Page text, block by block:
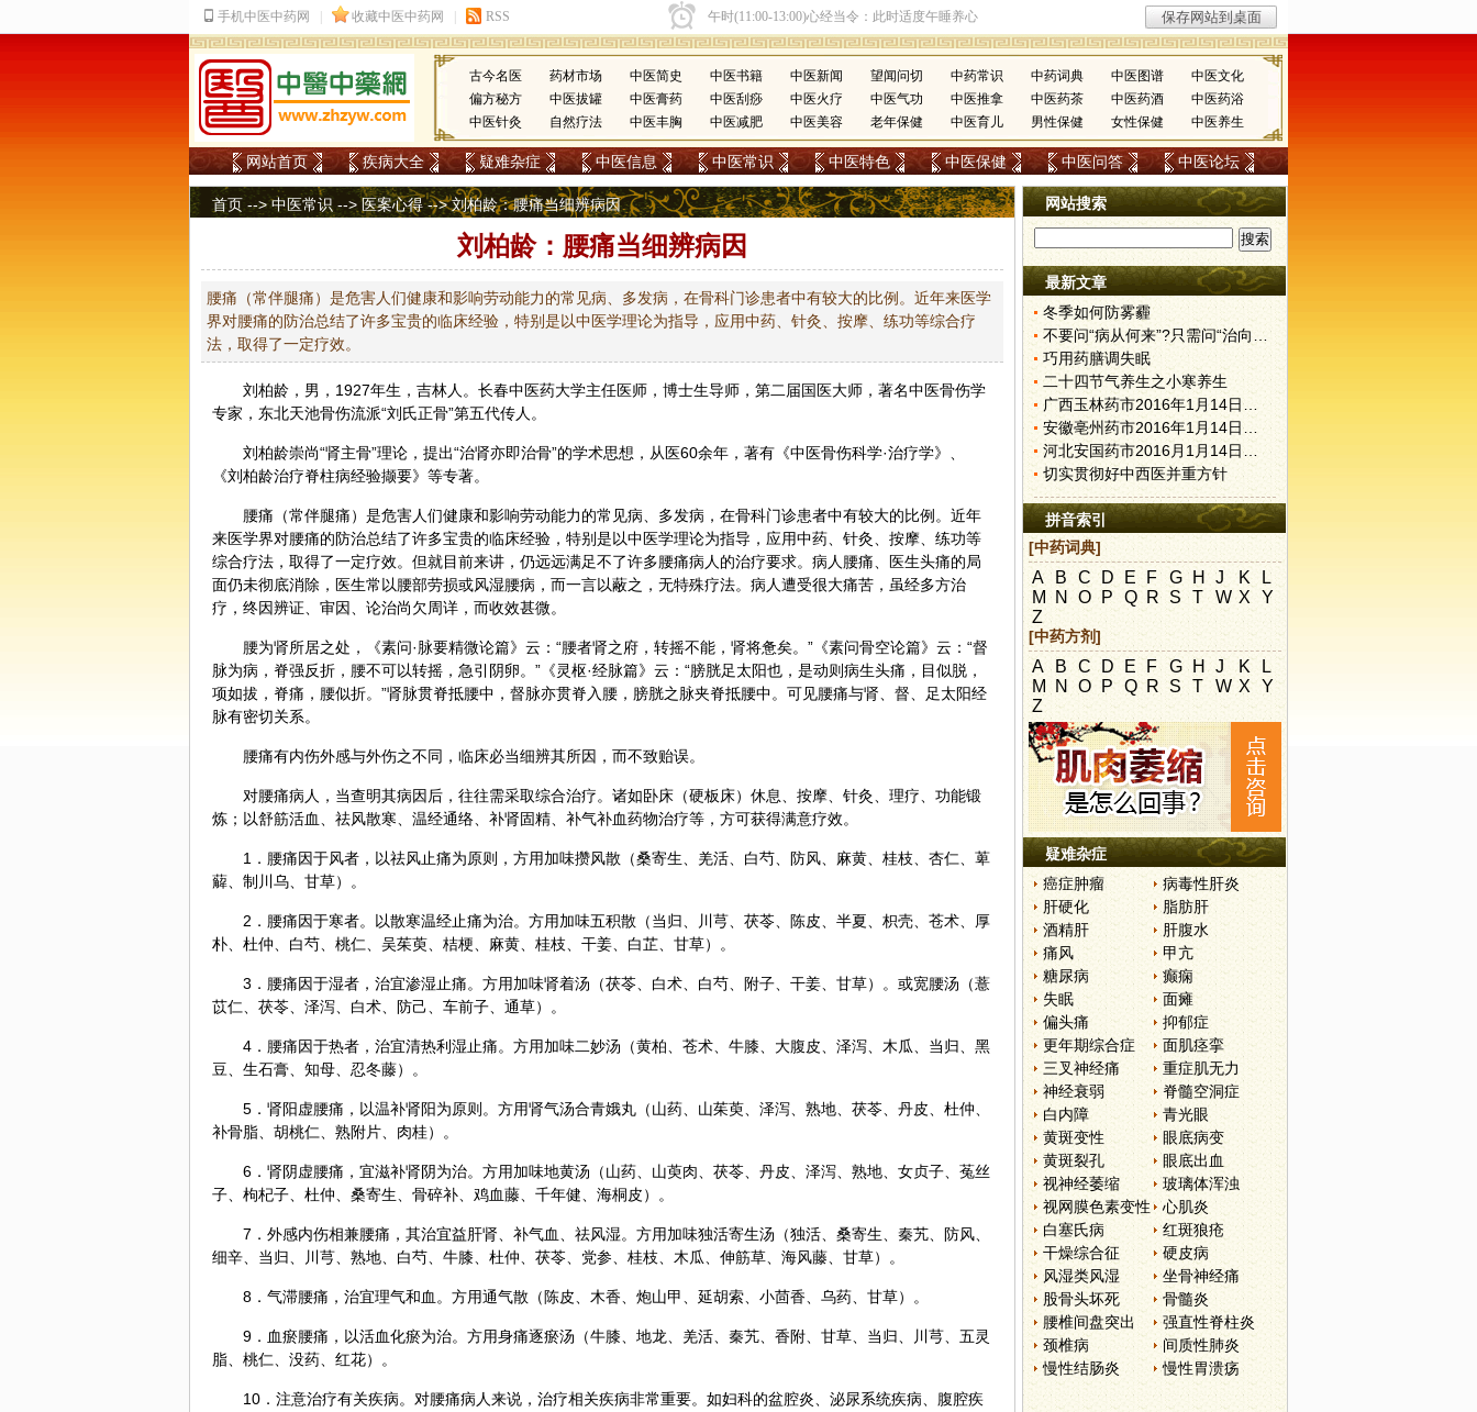
古今名医 药材市场 中医简史 中医书籍 中医新闻 望闻问切 中药常识 中药词典 中医图谱
中医文化
偏方秘方
中医拔罐 中医膏药 中医刮痧 中医火疗 中医气功 中医推拿 中医药茶 中医药酒
中医药浴
中医针灸
自然疗法 中医丰胸 中医减肥 中医美容 老年保健 中医育儿 男性保健 女性保健 中医养生
网站首页 疾病大全 疑难杂症 中医信息 中医常识 中医特色 中医保健 中医问答 中医论坛
首页 -->中医常识 -->医案心得--> 刘柏龄：腰痛当细辨病因
刘柏龄：腰痛当细辨病因
腰痛（常伴腿痛）是危害人们健康和影响劳动能力的常见病、多发病，在骨科门诊患者中有较大的比例。近年来医学
界对腰痛的防治总结了许多宝贵的临床经验，特别是以中医学理论为指导，应用中药、针灸、按摩、练功等综合疗
法，取得了一定疗效。
刘柏龄，男，1927年生，吉林人。长春中医药大学主任医师，博士生导师，第二届国医大师，著名中医骨伤学
专家，东北天池骨伤流派“刘氏正骨”第五代传人。
刘柏龄崇尚“肾主骨”理论，提出“治肾亦即治骨”的学术思想，从医60余年，著有《中医骨伤科学·治疗学》、
《刘柏龄治疗脊柱病经验撷要》等专著。
腰痛（常伴腿痛）是危害人们健康和影响劳动能力的常见病、多发病，在骨科门诊患者中有较大的比例。近年
来医学界对腰痛的防治总结了许多宝贵的临床经验，特别是以中医学理论为指导，应用中药、 针灸 、按摩、练功等
综合疗法，取得了一定疗效。但就目前来讲，仍远远满足不了许多腰痛病人的治疗要求。病人腰痛、医生头痛的局
面仍未彻底消除，医生常以腰部劳损或风湿腰病，而一言以蔽之，无特殊疗法。病人遭受很大痛苦，虽经多方治
疗，终因辨证、审因、论治尚欠周详，而收效甚微。
腰为肾所居之处，《素问·脉要精微论篇》云：“腰者肾之府，转摇不能，肾将惫矣。”《素问骨空论篇》云：“督
脉为病，脊强反折，腰不可以转摇，急引阴卵。”《灵枢·经脉篇》云：“膀胱足太阳也，是动则病生头痛，目似脱，
项如拔，脊痛，腰似折。”肾脉贯脊抵腰中，督脉亦贯脊入腰，膀胱之脉夹脊抵腰中。可见腰痛与肾、督、足太阳经
脉有密切关系。
腰痛有内伤外感与外伤之不同，临床必当细辨其所因，而不致贻误。
对腰痛病人，当查明其病因后，往往需采取综合治疗。诸如卧床（硬板床）休息、按摩、针灸、理疗、功能锻
炼；以舒筋活血、祛风散寒、温经通络、补肾固精、补气补血药物治疗等，方可获得满意疗效。
1．腰痛因于风者，以祛风止痛为原则，方用加味攒风散（桑寄生、 羌活 白芍 防风 麻黄 、桂枝、 杏仁 、萆
薢、制 川乌 甘草）。
2．腰痛因于寒者。以散寒温经止痛为治。方用加味五积散（当归 川芎 、茯苓、 陈皮 半夏 枳壳 苍术
厚
朴
杜仲 、白芍、桃仁、吴茱萸、桔梗、麻黄、桂枝、 干姜 白芷 、甘草）。
3．腰痛因于湿者，治宜渗湿止痛。方用加味肾着汤（茯苓、 白术 、白芍、 附子 、干姜、甘草）。或宽腰汤（薏
苡仁 、茯苓、 泽泻 、白术、 防己 、车前子、 通草）。
4．腰痛因于热者，治宜清热利湿止痛。方用加味二妙汤（黄柏 、苍术、 牛膝 大腹皮 、泽泻、 木瓜
、当归、黑
豆、生石膏 知母 忍冬藤）。
5．肾阳虚腰痛，以温补肾阳为原则。方用肾气汤合青娥丸（山药 山茱萸 、泽泻、熟地、茯苓、丹皮、杜仲、
补骨脂 、胡桃仁、熟附片、 肉桂）。
6．肾阴虚腰痛，宜滋补肾阴为治。方用加味地黄汤（山药、山萸肉、茯苓、丹皮、泽泻、熟地、 女贞子
菟丝
子
枸杞子、杜仲、桑寄生、 骨碎补 、鸡血藤、 千年健 、海桐皮）。
7．外感内伤相兼腰痛，其治宜益肝肾、补气血、祛风湿。方用加味独活寄生汤（独活、桑寄生、秦艽、防风、
细辛 、当归、川芎、熟地、白芍、牛膝、杜仲、茯苓、 党参 、桂枝、木瓜、伸筋草、 海风藤 、甘草）。
8．气滞腰痛，治宜理气和血。方用通气散（陈皮、木香、炮山甲、 延胡索 小茴香 乌药 、甘草）。
9．血瘀腰痛，以活血化瘀为治。方用身痛逐瘀汤（牛膝、 地龙 、羌活、秦艽、 香附 、甘草、当归、川芎、 五灵
脂 、桃仁、 没药 红花）。
10．注意治疗有关疾病。对腰痛病人来说，治疗相关疾病非常重要。如妇科的盆腔炎、泌尿系统疾病、腹腔疾
网站搜索
最新文章
冬季如何防雾霾
不要问“病从何来”?只需问“治向何去”?
巧用药膳调失眠
二十四节气养生之小寒养生
广西玉林药市2016年1月14日快讯
安徽亳州药市2016年1月14日快讯
河北安国药市2016月1月14日快讯
切实贯彻好中西医并重方针
拼音索引
[中药词典]
A B C D E F G H J K
L
M N O P Q R S T W X
Y
Z
[中药方剂]
A B C D E F G H J K
L
M N O P Q R S T W X
Y
Z
疑难杂症
癌症肿瘤
病毒性肝炎
肝硬化
脂肪肝
酒精肝
肝腹水
痛风
甲亢
糖尿病
癫痫
失眠
面瘫
偏头痛
抑郁症
更年期综合症
面肌痉挛
三叉神经痛
重症肌无力
神经衰弱
脊髓空洞症
白内障
青光眼
黄斑变性
眼底病变
黄斑裂孔
眼底出血
视神经萎缩
玻璃体浑浊
视网膜色素变性
心肌炎
白塞氏病
红斑狼疮
干燥综合征
硬皮病
风湿类风湿
坐骨神经痛
股骨头坏死
骨髓炎
腰椎间盘突出
强直性脊柱炎
颈椎病
间质性肺炎
慢性结肠炎
慢性胃溃疡